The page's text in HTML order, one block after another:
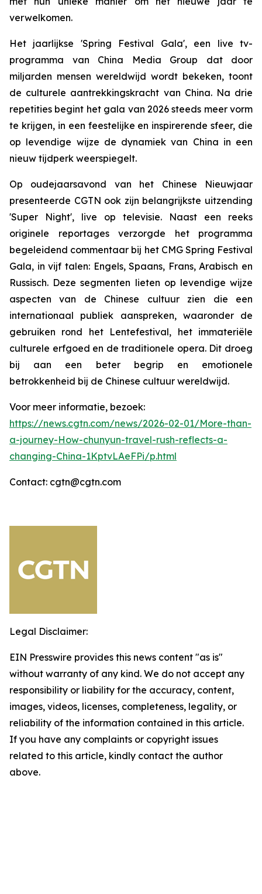
verwelkomen.
Het jaarlijkse 'Spring Festival Gala', een live tv-
programma van China Media Group dat door
miljarden mensen wereldwijd wordt bekeken, toont
de culturele aantrekkingskracht van China. Na drie
repetities begint het gala van 2026 steeds meer vorm
te krijgen, in een feestelijke en inspirerende sfeer, die
op levendige wijze de dynamiek van China in een
nieuw tijdperk weerspiegelt.
Op oudejaarsavond van het Chinese Nieuwjaar
presenteerde CGTN ook zijn belangrijkste uitzending
'Super Night', live op televisie. Naast een reeks
originele reportages verzorgde het programma
begeleidend commentaar bij het CMG Spring Festival
Gala, in vijf talen: Engels, Spaans, Frans, Arabisch en
Russisch. Deze segmenten lieten op levendige wijze
aspecten van de Chinese cultuur zien die een
internationaal publiek aanspreken, waaronder de
gebruiken rond het Lentefestival, het immateriële
culturele erfgoed en de traditionele opera. Dit droeg
bij aan een beter begrip en emotionele
betrokkenheid bij de Chinese cultuur wereldwijd.
Voor meer informatie, bezoek:
https://news.cgtn.com/news/2026-02-01/More-than-
a-journey-How-chunyun-travel-rush-reflects-a-
changing-China-1KptvLAeFPi/p.html
Contact: cgtn@cgtn.com
Legal Disclaimer:
EIN Presswire provides this news content "as is"
without warranty of any kind. We do not accept any
responsibility or liability for the accuracy, content,
images, videos, licenses, completeness, legality, or
reliability of the information contained in this article.
If you have any complaints or copyright issues
related to this article, kindly contact the author
above.